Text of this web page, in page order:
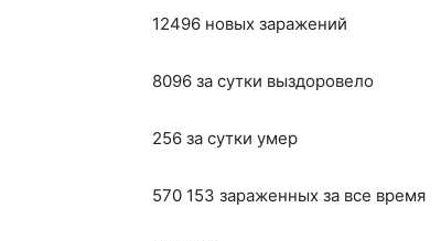
12496 новых заражений
8096 за сутки выздоровело
256 за сутки умер
570 153 зараженных за все время